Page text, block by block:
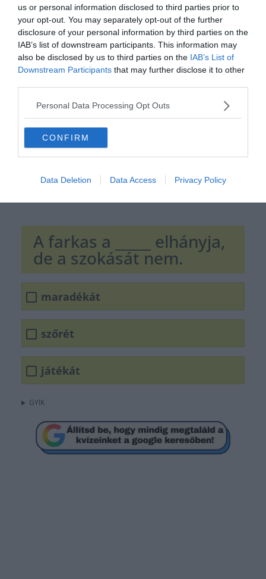
us or personal information disclosed to third parties prior to
your opt-out. You may separately opt-out of the further
disclosure of your personal information by third parties on the
IAB’s list of downstream participants. This information may
also be disclosed by us to third parties on the IAB’s List of
Downstream Participants that may further disclose it to other
Personal Data Processing Opt Outs
CONFIRM
Data Deletion Data Access Privacy Policy
Hirdetés
A farkas a _____ elhányja,
de a szokását nem.
maradékát
szőrét
játékát
GYIK